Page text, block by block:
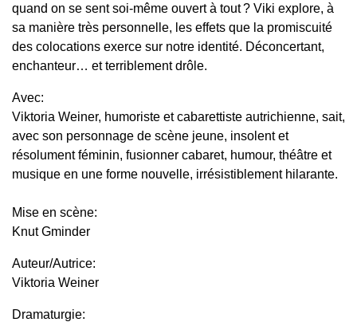
quand on se sent soi‑même ouvert à tout ? Viki explore, à
sa manière très personnelle, les effets que la promiscuité
des colocations exerce sur notre identité. Déconcertant,
enchanteur… et terriblement drôle.
Avec:
Viktoria Weiner, humoriste et cabarettiste autrichienne, sait,
avec son personnage de scène jeune, insolent et
résolument féminin, fusionner cabaret, humour, théâtre et
musique en une forme nouvelle, irrésistiblement hilarante.
Mise en scène:
Knut Gminder
Auteur/Autrice:
Viktoria Weiner
Dramaturgie: